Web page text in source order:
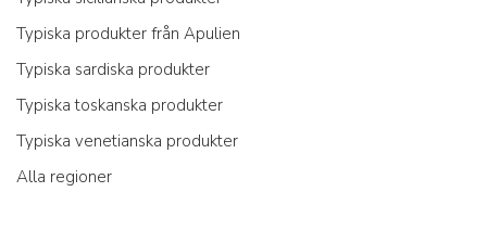
Typiska produkter från Apulien
Typiska sardiska produkter
Typiska toskanska produkter
Typiska venetianska produkter
Alla regioner